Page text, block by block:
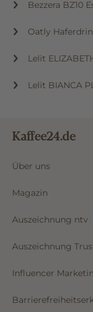
Bezzera BZ10
Oatly
Lelit
Lelit BIANCA
Kaffee24.de
Über uns
Magazin
Auszeichnung ntv
Auszeichnung
Influencer